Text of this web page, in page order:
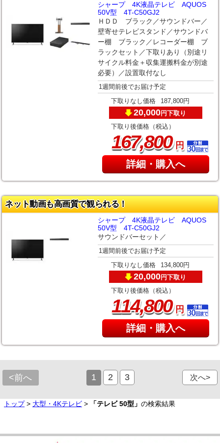
シャープ 4K液晶テレビ AQUOS
50V型 4T-C50GJ2
ＨＤＤ ブラック／サウンドバー／
壁寄せテレビスタンド／サウンドバ
ー棚 ブラック／レコーダー棚 ブ
ラックセット／下取りあり（別途リ
サイクル料金＋収集運搬料金が別途
必要）／設置取付なし
1週間前後でお届け予定
下取りなし価格 187,800円
20,000円下取り
下取り後価格（税込）
167,800円
詳細・購入へ
ネット動画も高画質で観られる！
シャープ 4K液晶テレビ AQUOS
50V型 4T-C50GJ2
サウンドバーセット／
1週間前後でお届け予定
下取りなし価格 134,800円
20,000円下取り
下取り後価格（税込）
114,800円
詳細・購入へ
<前へ 1 2 3 次へ>
トップ> 大型・4Kテレビ > 「テレビ 50型」 の検索結果